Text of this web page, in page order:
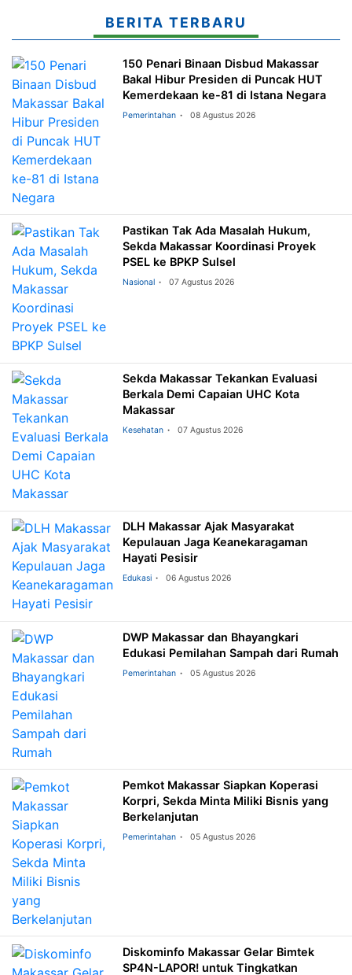
BERITA TERBARU
150 Penari Binaan Disbud Makassar
Bakal Hibur Presiden di Puncak HUT
Kemerdekaan ke-81 di Istana Negara
Pemerintahan 08 Agustus 2026
Pastikan Tak Ada Masalah Hukum,
Sekda Makassar Koordinasi Proyek
PSEL ke BPKP Sulsel
Nasional 07 Agustus 2026
Sekda Makassar Tekankan Evaluasi
Berkala Demi Capaian UHC Kota
Makassar
Kesehatan 07 Agustus 2026
DLH Makassar Ajak Masyarakat
Kepulauan Jaga Keanekaragaman
Hayati Pesisir
Edukasi 06 Agustus 2026
DWP Makassar dan Bhayangkari
Edukasi Pemilahan Sampah dari Rumah
Pemerintahan 05 Agustus 2026
Pemkot Makassar Siapkan Koperasi
Korpri, Sekda Minta Miliki Bisnis yang
Berkelanjutan
Pemerintahan 05 Agustus 2026
Diskominfo Makassar Gelar Bimtek
SP4N-LAPOR! untuk Tingkatkan